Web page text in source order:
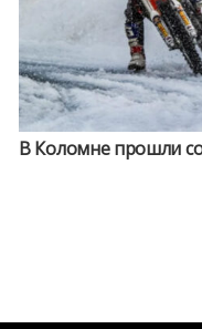
В Коломне прошли